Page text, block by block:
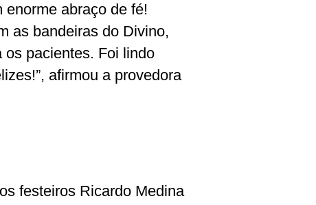
enorme abraço de fé!
as bandeiras do Divino,
os pacientes. Foi lindo
afirmou a provedora
festeiros Ricardo Medina